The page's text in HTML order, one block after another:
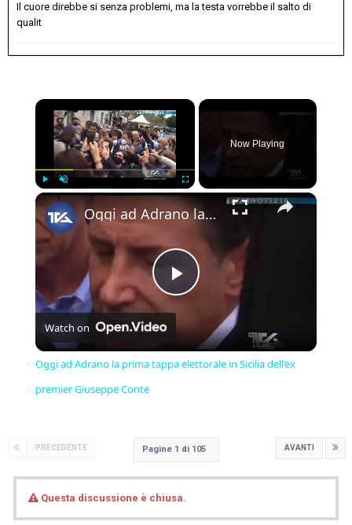
Il cuore direbbe si senza problemi, ma la testa vorrebbe il salto di
qualit
×
Play Unmute Fullscreen
Now Playing
×
Play
Video
Oggi ad Adrano la prima tappa elettorale in Sicilia dell’ex premier Giuseppe Conte
Watch on
Oggi ad Adrano la prima tappa elettorale in Sicilia dell’ex
premier Giuseppe Conte
PRECEDENTE AVANTI
Pagine 1 di 105
Questa discussione è chiusa.